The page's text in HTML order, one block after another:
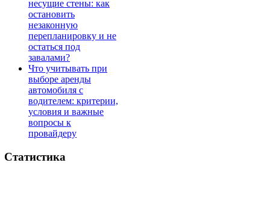
несущие стены: как
остановить
незаконную
перепланировку и не
остаться под
завалами?
Что учитывать при
выборе аренды
автомобиля с
водителем: критерии,
условия и важные
вопросы к
провайдеру
Статистика